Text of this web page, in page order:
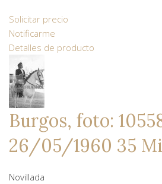
Solicitar precio
Notificarme
Detalles de producto
Burgos, foto:
26/05/1960 35
Novillada